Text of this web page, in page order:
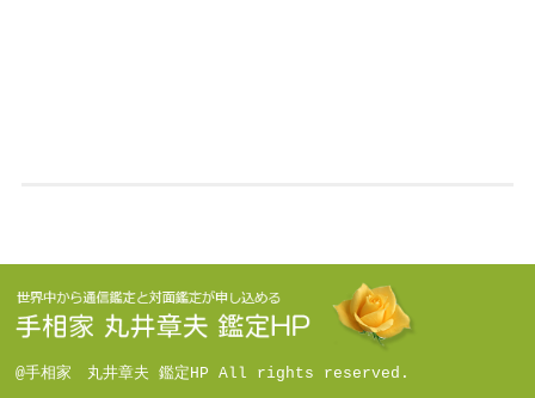
@手相家 丸井章夫 鑑定HP All rights reserved.